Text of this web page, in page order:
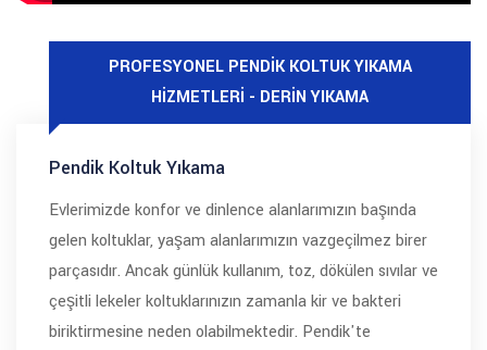
PROFESYONEL PENDIK KOLTUK YIKAMA
HIZMETLERI - DERIN YIKAMA
Pendik Koltuk Yıkama
Evlerimizde konfor ve dinlence alanlarımızın başında
gelen koltuklar, yaşam alanlarımızın vazgeçilmez birer
parçasıdır. Ancak günlük kullanım, toz, dökülen sıvılar ve
çeşitli lekeler koltuklarınızın zamanla kir ve bakteri
biriktirmesine neden olabilmektedir. Pendik'te